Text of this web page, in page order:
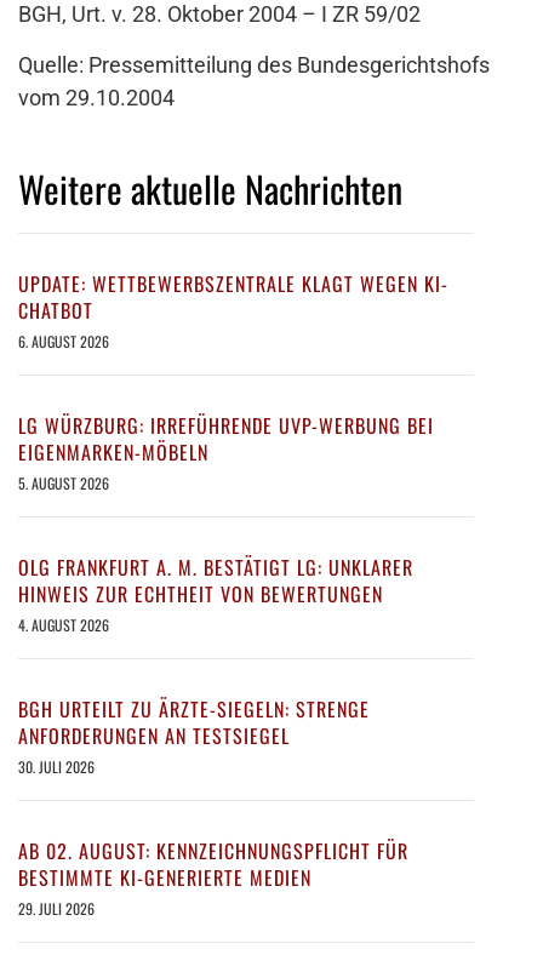
BGH, Urt. v. 28. Oktober 2004 – I ZR 59/02
Quelle: Pressemitteilung des Bundesgerichtshofs
vom 29.10.2004
Weitere aktuelle Nachrichten
UPDATE: WETTBEWERBSZENTRALE KLAGT WEGEN KI-
CHATBOT
6. AUGUST 2026
LG WÜRZBURG: IRREFÜHRENDE UVP-WERBUNG BEI
EIGENMARKEN-MÖBELN
5. AUGUST 2026
OLG FRANKFURT A. M. BESTÄTIGT LG: UNKLARER
HINWEIS ZUR ECHTHEIT VON BEWERTUNGEN
4. AUGUST 2026
BGH URTEILT ZU ÄRZTE-SIEGELN: STRENGE
ANFORDERUNGEN AN TESTSIEGEL
30. JULI 2026
AB 02. AUGUST: KENNZEICHNUNGSPFLICHT FÜR
BESTIMMTE KI-GENERIERTE MEDIEN
29. JULI 2026